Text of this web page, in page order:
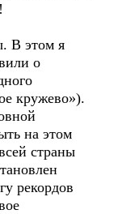
В этом я
о
кружево»).
на этом
страны
рекордов